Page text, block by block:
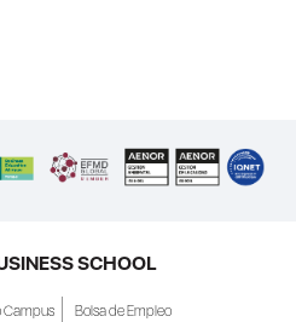
está dirigido a
demandantes de
(50%), además
SCHOOL
Campus Bolsa de Empleo